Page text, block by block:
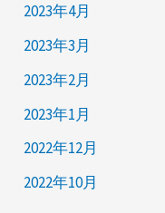
2023年4月
2023年3月
2023年2月
2023年1月
2022年12月
2022年10月